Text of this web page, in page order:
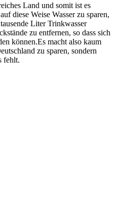
Land und somit ist es
diese Weise Wasser zu sparen,
Liter Trinkwasser
zu entfernen, so dass sich
können.Es macht also kaum
zu sparen, sondern
fehlt.